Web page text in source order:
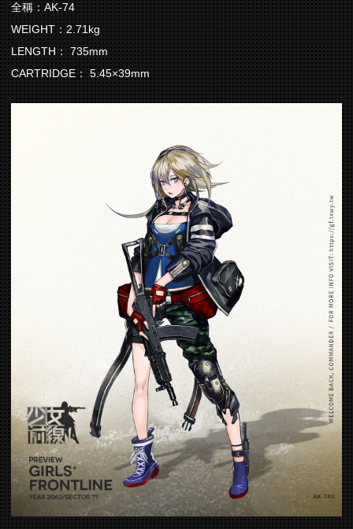
全稱：AK-74
WEIGHT：2.71kg
LENGTH： 735mm
CARTRIDGE： 5.45×39mm